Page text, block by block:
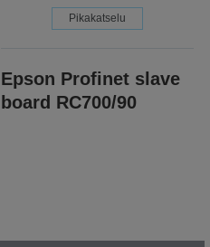
Pikakatselu
Epson Profinet slave
board RC700/90